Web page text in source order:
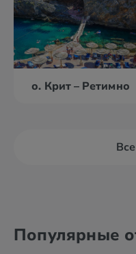
о. Крит – Ретимно
Аттика
Популярные